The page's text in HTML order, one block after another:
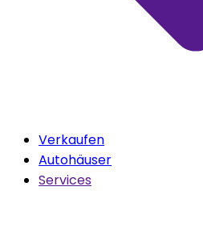
Verkaufen
Autohäuser
Services